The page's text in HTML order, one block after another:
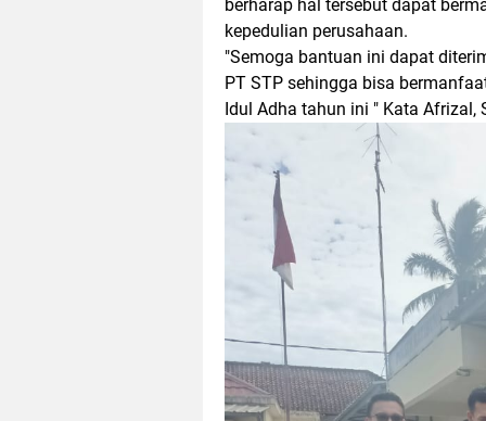
berharap hal tersebut dapat
kepedulian perusahaan.
"Semoga bantuan ini dapat
PT STP sehingga bisa
Idul Adha tahun ini " Kata